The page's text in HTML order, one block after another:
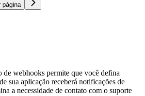
página
webhooks permite que você defina
sua aplicação receberá notificações de
a necessidade de contato com o suporte